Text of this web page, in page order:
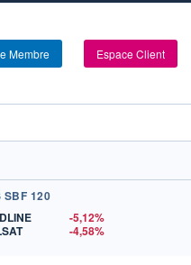
Membre Espace Client
SBF 120
-5,12%
-4,58%